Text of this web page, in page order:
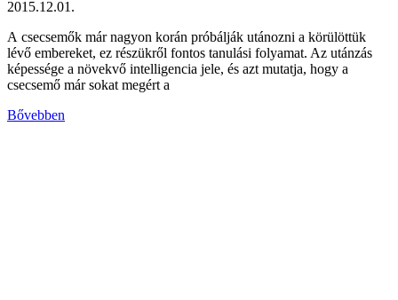
2015.12.01.
A csecsemők már nagyon korán próbálják utánozni a körülöttük
lévő embereket, ez részükről fontos tanulási folyamat. Az utánzás
képessége a növekvő intelligencia jele, és azt mutatja, hogy a
csecsemő már sokat megért a
Bővebben